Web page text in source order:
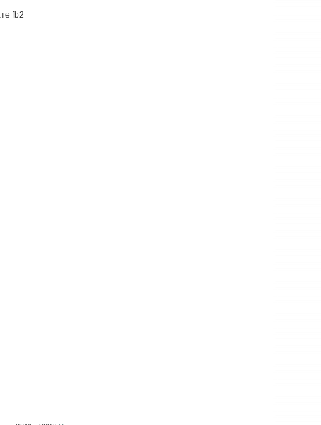
fb2